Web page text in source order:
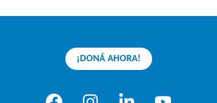
¡DONÁ AHORA!